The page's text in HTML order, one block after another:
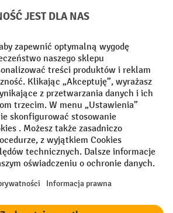
PL
danych
shipping costsand possible delivery charges,